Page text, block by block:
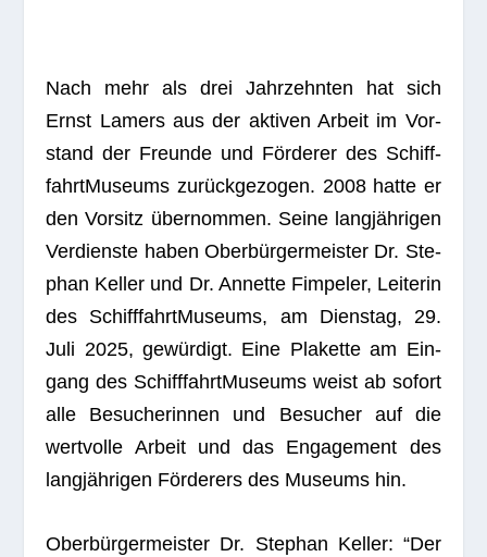
Nach mehr als drei Jahr­zehn­ten hat sich
Ernst Lamers aus der akti­ven Arbeit im Vor­
stand der Freunde und För­de­rer des Schiff­
fahrt­Mu­se­ums zurück­ge­zo­gen. 2008 hatte er
den Vor­sitz über­nom­men. Seine lang­jäh­ri­gen
Ver­dienste haben Ober­bür­ger­meis­ter Dr. Ste­
phan Kel­ler und Dr. Annette Fim­pe­ler, Lei­te­rin
des Schiff­fahrt­Mu­se­ums, am Diens­tag, 29.
Juli 2025, gewür­digt. Eine Pla­kette am Ein­
gang des Schiff­fahrt­Mu­se­ums weist ab sofort
alle Besu­che­rin­nen und Besu­cher auf die
wert­volle Arbeit und das Enga­ge­ment des
lang­jäh­ri­gen För­de­rers des Muse­ums hin.
Ober­bür­ger­meis­ter Dr. Ste­phan Kel­ler: “Der